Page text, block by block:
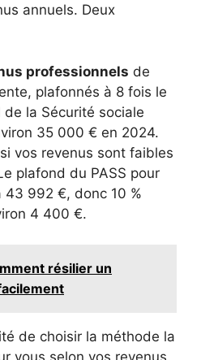
annuels. Deux
professionnels de
plafonnés à 8 fois le
la Sécurité sociale
35 000 € en 2024.
si vos revenus sont faibles
plafond du PASS pour
43 992 €, donc 10 %
4 400 €.
résilier un
de choisir la méthode la